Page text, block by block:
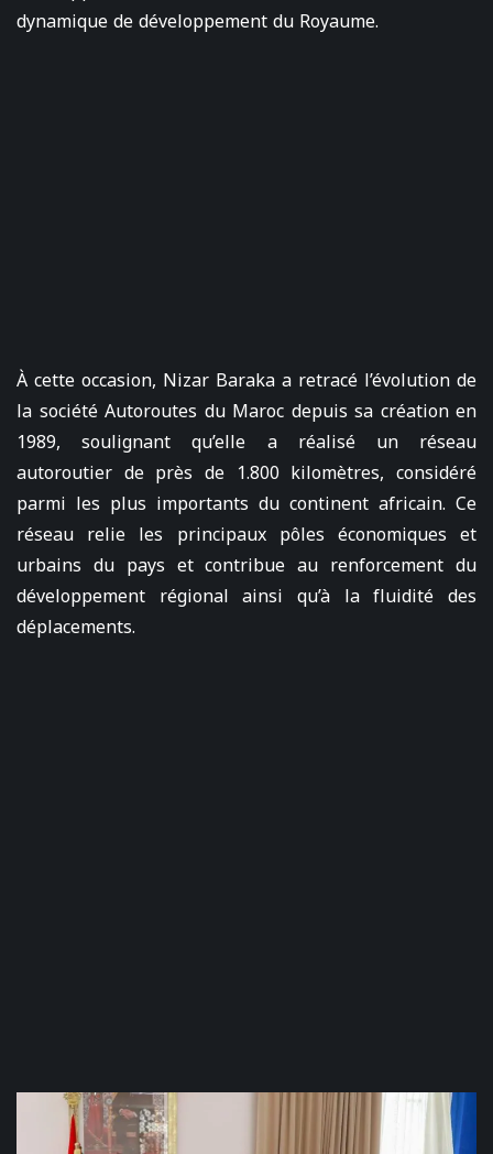
dynamique de développement du Royaume.
À cette occasion, Nizar Baraka a retracé l’évolution de
la société Autoroutes du Maroc depuis sa création en
1989, soulignant qu’elle a réalisé un réseau
autoroutier de près de 1.800 kilomètres, considéré
parmi les plus importants du continent africain. Ce
réseau relie les principaux pôles économiques et
urbains du pays et contribue au renforcement du
développement régional ainsi qu’à la fluidité des
déplacements.